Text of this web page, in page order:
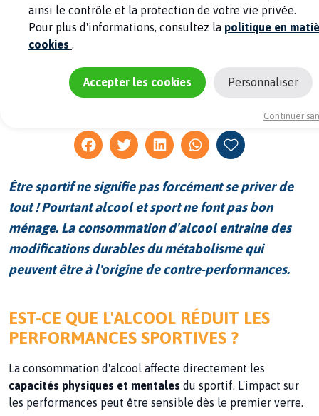
L'alcool est-il bon pour
Être sportif ne signifie pas forcément se priver de
tout ! Pourtant alcool et sport ne font pas bon
ménage. La consommation d'alcool entraine des
modifications durables du métabolisme qui
peuvent être à l'origine de contre-performances.
EST-CE QUE L'ALCOOL RÉDUIT LES
PERFORMANCES SPORTIVES ?
La consommation d'alcool affecte directement les
capacités physiques et mentales du sportif. L'impact sur
les performances peut être sensible dès le premier verre.
ainsi le contrôle et la protection de votre vie privée.
Pour plus d'informations, consultez la politique en
cookies .
Accepter les cookies
Continuer
Personnaliser